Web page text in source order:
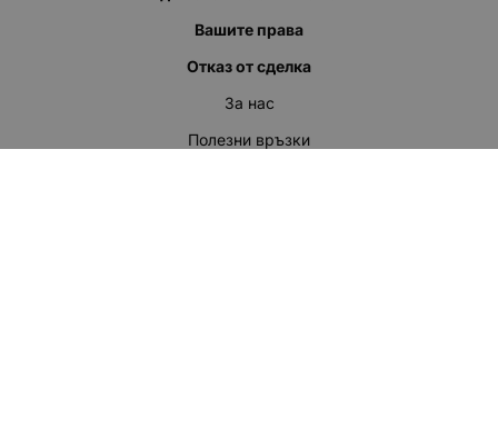
Вашите права
Отказ от сделка
За нас
Полезни връзки